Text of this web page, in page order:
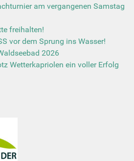
am vergangenen Samstag
freihalten!
vor dem Sprung ins Wasser!
2026
Wetterkapriolen ein voller Erfolg